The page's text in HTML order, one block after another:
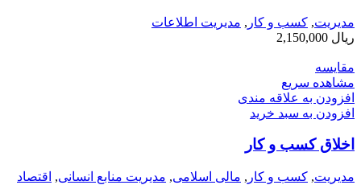
مديريت, کسب و کار , مدیریت اطلاعات
ریال
مقایسه
مشاهده سریع
افزودن به علاقه مندی
افزودن به سبد خرید
اخلاق کسب و کار
مديريت, کسب و کار , مالی اسلامی, مدیریت منابع انسانی, اقتصاد